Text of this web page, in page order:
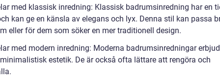
med klassisk inredning: Klassisk badrumsinredning har en
kan ge en känsla av elegans och lyx. Denna stil kan passa
eller för dem som söker en mer traditionell design.
med modern inredning: Moderna badrumsinredningar
estetik. De är också ofta lättare att rengöra och